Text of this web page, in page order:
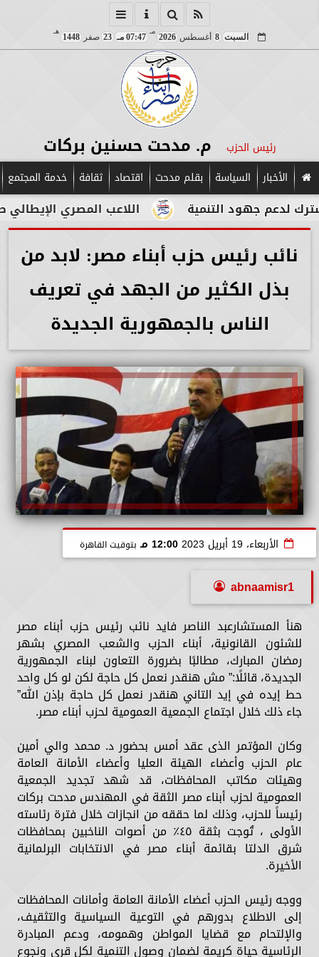
السبت 8 أغسطس 2026
مـ
07:47 مـ 23 صفر 1448
هـ
رئيس الحزب م. مدحت حسنين بركات
الأخبار السياسة بقلم مدحت اقتصاد ثقافة خدمة المجتمع
اللاعب المصري الإيطالي طه أبو التنمية
نائب رئيس حزب أبناء مصر: لابد من
بذل الكثير من الجهد في تعريف
الناس بالجمهورية الجديدة
الأربعاء، 19 أبريل 2023 12:00 مـ بتوقيت القاهرة
abnaamisr1
هنأ المستشارعبد الناصر فايد نائب رئيس حزب أبناء مصر
للشئون القانونية، أبناء الحزب والشعب المصري بشهر
رمضان المبارك، مطالبًا بضرورة التعاون لبناء الجمهورية
الجديدة، قائلًا:” مش هنقدر نعمل كل حاجة لكن لو كل واحد
حط إيده في إيد التاني هنقدر نعمل كل حاجة بإذن الله”
جاء ذلك خلال اجتماع الجمعية العمومية لحزب أبناء مصر.
وكان المؤتمر الذى عقد أمس بحضور د. محمد والي أمين
عام الحزب وأعضاء الهيئة العليا وأعضاء الأمانة العامة
وهيئات مكاتب المحافظات، قد شهد تجديد الجمعية
العمومية لحزب أبناء مصر الثقة في المهندس مدحت بركات
رئيساً للحزب، وذلك لما حققه من انجازات خلال فترة رئاسته
الأولى ، تُوجت بثقة ٤٥٪؜ من أصوات الناخبين بمحافظات
شرق الدلتا بقائمة أبناء مصر في الانتخابات البرلمانية
الأخيرة.
ووجه رئيس الحزب أعضاء الأمانة العامة وأمانات المحافظات
إلى الاطلاع بدورهم في التوعية السياسية والتثقيف،
والإلتحام مع قضايا المواطن وهمومه، ودعم المبادرة
الرئاسية حياة كريمة لضمان وصول التنمية لكل قرى ونجوع